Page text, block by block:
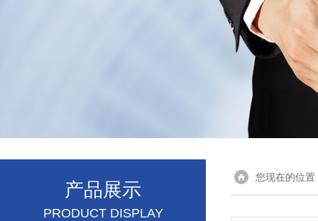
产品展示
PRODUCT DISPLAY
您现在的位置